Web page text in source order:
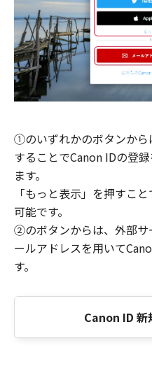
①のいずれかのボタンから
することでCanon IDの登
ます。
「もっと表示」を押すこ
可能です。
②のボタンからは、外部サ
ールアドレスを用いて
す。
Canon ID 新